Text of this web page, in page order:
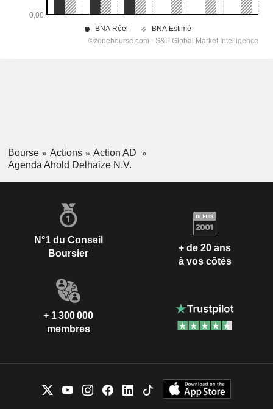
Bourse Actions
Action AD
Agenda Ahold Delhaize N.V.
N°1 du Conseil
Boursier
+ de 20 ans
à vos côtés
+ 1 300 000
membres